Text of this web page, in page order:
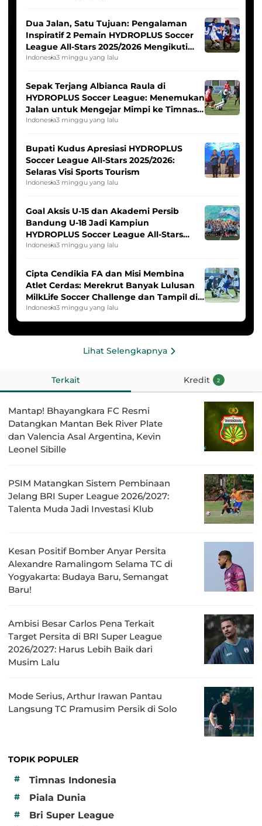
Dua Jalan, Satu Tujuan: Pengalaman
Inspiratif 2 Pemain HYDROPLUS Soccer
League All-Stars 2025/2026 Mengikuti
Seleksi Timnas Indonesia Putri
Indonesia3 minggu yang lalu
Sepak Terjang Albianca Raula di
HYDROPLUS Soccer League: Menemukan
Jalan untuk Mengejar Mimpi ke Timnas
Indonesia Putri
Indonesia3 minggu yang lalu
Bupati Kudus Apresiasi HYDROPLUS
Soccer League All-Stars 2025/2026:
Selaras Visi Sports Tourism
Indonesia3 minggu yang lalu
Goal Aksis U-15 dan Akademi Persib
Bandung U-18 Jadi Kampiun
HYDROPLUS Soccer League All-Stars
2025/2026
Indonesia3 minggu yang lalu
Cipta Cendikia FA dan Misi Membina
Atlet Cerdas: Merekrut Banyak Lulusan
MilkLife Soccer Challenge dan Tampil di
HYDROPLUS Soccer League
Indonesia3 minggu yang lalu
Lihat Selengkapnya
Terkait Kredit 2
Mantap! Bhayangkara FC Resmi
Datangkan Mantan Bek River Plate
dan Valencia Asal Argentina, Kevin
Leonel Sibille
PSIM Matangkan Sistem Pembinaan
Jelang BRI Super League 2026/2027:
Talenta Muda Jadi Investasi Klub
Kesan Positif Bomber Anyar Persita
Alexandre Ramalingom Selama TC di
Yogyakarta: Budaya Baru, Semangat
Baru!
Ambisi Besar Carlos Pena Terkait
Target Persita di BRI Super League
2026/2027: Harus Lebih Baik dari
Musim Lalu
Mode Serius, Arthur Irawan Pantau
Langsung TC Pramusim Persik di Solo
TOPIK POPULER
#
Timnas Indonesia
# Piala Dunia
# Bri Super League